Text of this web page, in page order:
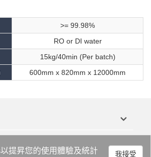
我接受
提昇您的使用體驗及統計
>= 99.98%
RO or DI water
15kg/40min (Per batch)
600mm x 820mm x 12000mm